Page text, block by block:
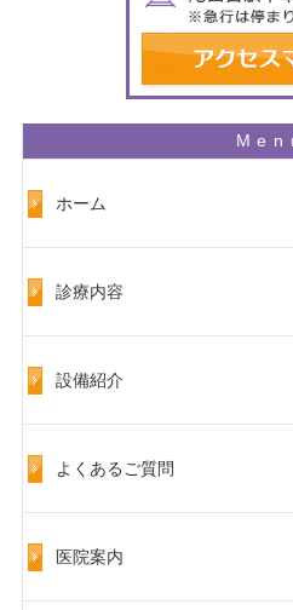
ホーム
診療内容
設備紹介
よくあるご質問
医院案内